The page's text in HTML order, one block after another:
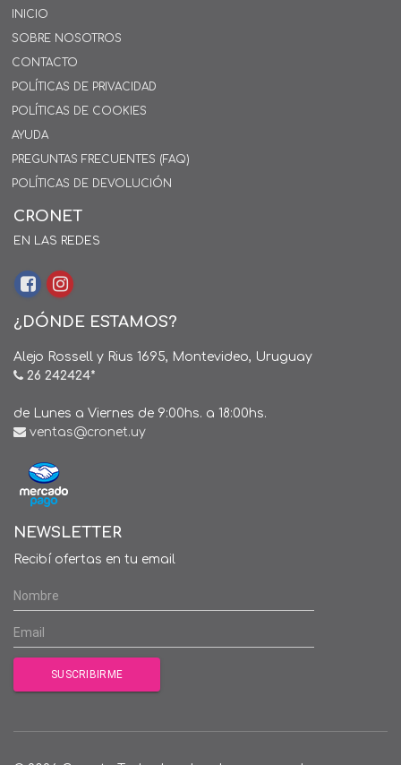
INICIO
SOBRE NOSOTROS
CONTACTO
POLÍTICAS DE PRIVACIDAD
POLÍTICAS DE COOKIES
AYUDA
PREGUNTAS FRECUENTES (FAQ)
POLÍTICAS DE DEVOLUCIÓN
CRONET
EN LAS REDES
¿DÓNDE ESTAMOS?
Alejo Rossell y Rius 1695, Montevideo, Uruguay
26 242424*
de Lunes a Viernes de 9:00hs. a 18:00hs.
ventas@cronet.uy
NEWSLETTER
Recibí ofertas en tu email